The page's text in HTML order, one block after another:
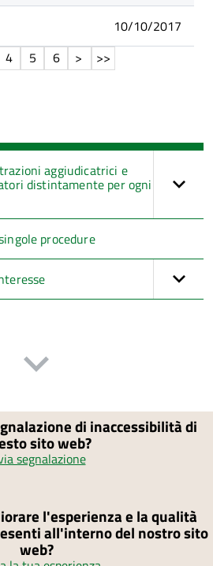
10/10/2017
4 5 6
aggiudicatrici e
distintamente per ogni
procedure
di inaccessibilità di
sito web?
segnalazione
l'esperienza e la qualità
all'interno del nostro sito
web?